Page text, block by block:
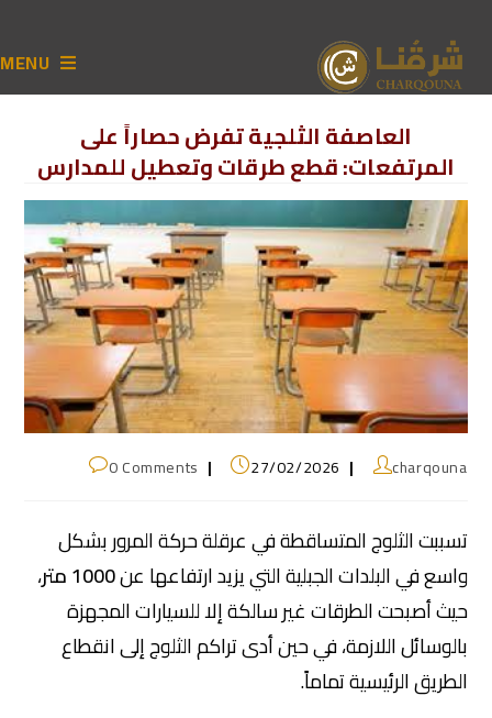
MENU
العاصفة الثلجية تفرض حصاراً على
المرتفعات: قطع طرقات وتعطيل للمدارس
charqouna
27/02/2026
0 Comments
تسببت الثلوج المتساقطة في عرقلة حركة المرور بشكل
واسع في البلدات الجبلية التي يزيد ارتفاعها عن1000 متر
،
حيث أصبحت الطرقات غير سالكة إلا للسيارات المجهزة
بالوسائل اللازمة، في حين أدى تراكم الثلوج إلى انقطاع
الطريق الرئيسية تماماً.